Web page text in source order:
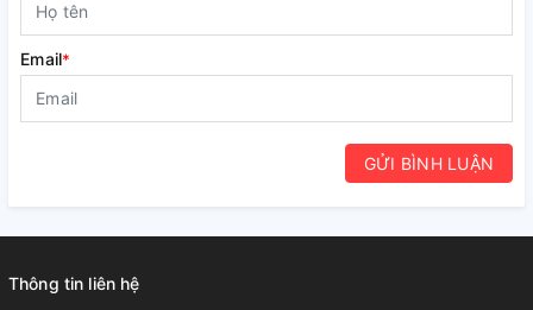
Email*
GỬI BÌNH LUẬN
Thông tin liên hệ